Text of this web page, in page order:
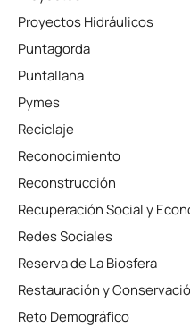
Proyectos Hidráulicos
Puntagorda
Puntallana
Pymes
Reciclaje
Reconocimiento
Reconstrucción
Recuperación Social y
Redes Sociales
Reserva de La Biosfera
Restauración y
Reto Demográfico